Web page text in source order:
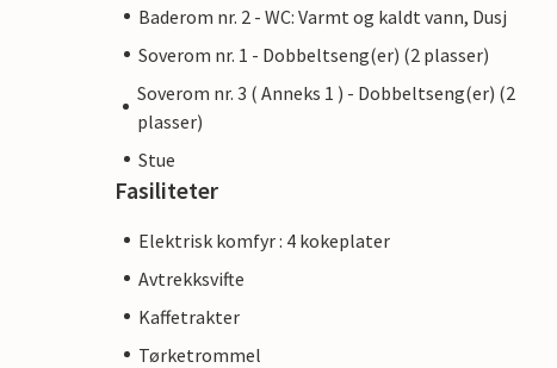
Baderom nr. 2 - WC: Varmt og kaldt vann, Dusj
Soverom nr. 1 - Dobbeltseng(er) (2 plasser)
Soverom nr. 3 ( Anneks 1 ) - Dobbeltseng(er) (2
plasser)
Stue
Fasiliteter
Elektrisk komfyr : 4 kokeplater
Avtrekksvifte
Kaffetrakter
Tørketrommel